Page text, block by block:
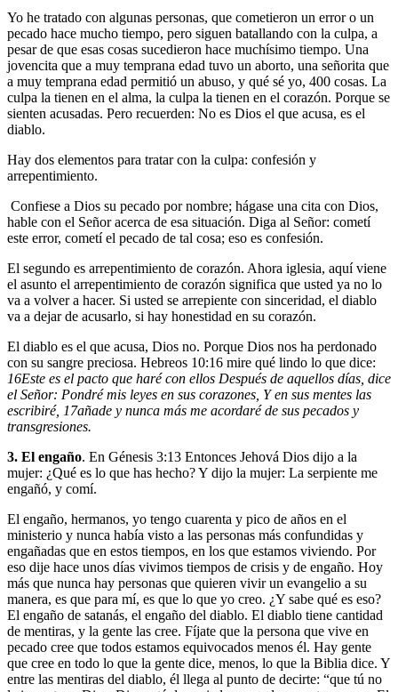
Yo he tratado con algunas personas, que cometieron un error o un
pecado hace mucho tiempo, pero siguen batallando con la culpa, a
pesar de que esas cosas sucedieron hace muchísimo tiempo. Una
jovencita que a muy temprana edad tuvo un aborto, una señorita que
a muy temprana edad permitió un abuso, y qué sé yo, 400 cosas. La
culpa la tienen en el alma, la culpa la tienen en el corazón. Porque se
sienten acusadas. Pero recuerden: No es Dios el que acusa, es el
diablo.
Hay dos elementos para tratar con la culpa: confesión y
arrepentimiento.
Confiese a Dios su pecado por nombre; hágase una cita con Dios,
hable con el Señor acerca de esa situación. Diga al Señor: cometí
este error, cometí el pecado de tal cosa; eso es confesión.
El segundo es arrepentimiento de corazón. Ahora iglesia, aquí viene
el asunto el arrepentimiento de corazón significa que usted ya no lo
va a volver a hacer. Si usted se arrepiente con sinceridad, el diablo
va a dejar de acusarlo, si hay honestidad en su corazón.
El diablo es el que acusa, Dios no. Porque Dios nos ha perdonado
con su sangre preciosa. Hebreos 10:16 mire qué lindo lo que dice:
16Este es el pacto que haré con ellos Después de aquellos días, dice
el Señor: Pondré mis leyes en sus corazones, Y en sus mentes las
escribiré, 17añade y nunca más me acordaré de sus pecados y
transgresiones.
3. El engaño. En Génesis 3:13 Entonces Jehová Dios dijo a la
mujer: ¿Qué es lo que has hecho? Y dijo la mujer: La serpiente me
engañó, y comí.
El engaño, hermanos, yo tengo cuarenta y pico de años en el
ministerio y nunca había visto a las personas más confundidas y
engañadas que en estos tiempos, en los que estamos viviendo. Por
eso dije hace unos días vivimos tiempos de crisis y de engaño. Hoy
más que nunca hay personas que quieren vivir un evangelio a su
manera, es que para mí, es que lo que yo creo. ¿Y sabe qué es eso?
El engaño de satanás, el engaño del diablo. El diablo tiene cantidad
de mentiras, y la gente las cree. Fíjate que la persona que vive en
pecado cree que todos estamos equivocados menos él. Hay gente
que cree en todo lo que la gente dice, menos, lo que la Biblia dice. Y
entre las mentiras del diablo, él llega al punto de decirte: “que tú no